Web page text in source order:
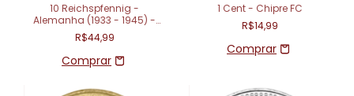
10 Reichspfennig -
Alemanha (1933 - 1945) -
Terceiro Reich
R$44,99
1 Cent - Chipre FC
R$14,99